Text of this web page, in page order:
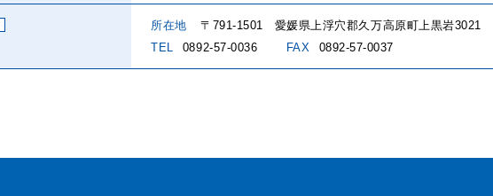
所在地 〒791-1501
愛媛県上浮穴郡久万高原町上黒岩3021
TEL
0892-57-0036 FAX 0892-57-0037